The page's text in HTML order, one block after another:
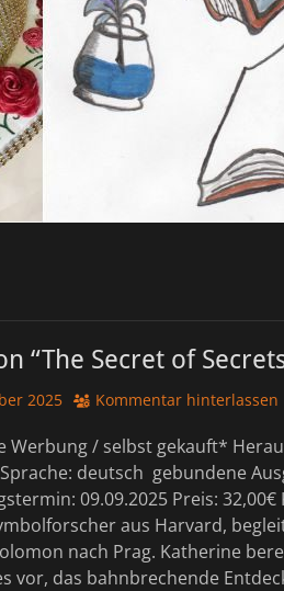
“The Secret of
2025 Kommentar hinterlassen
Werbung / selbst gekauft*
deutsch gebundene
09.09.2025 Preis:
aus Harvard,
nach Prag. Katherine
vor, das bahnbrechende